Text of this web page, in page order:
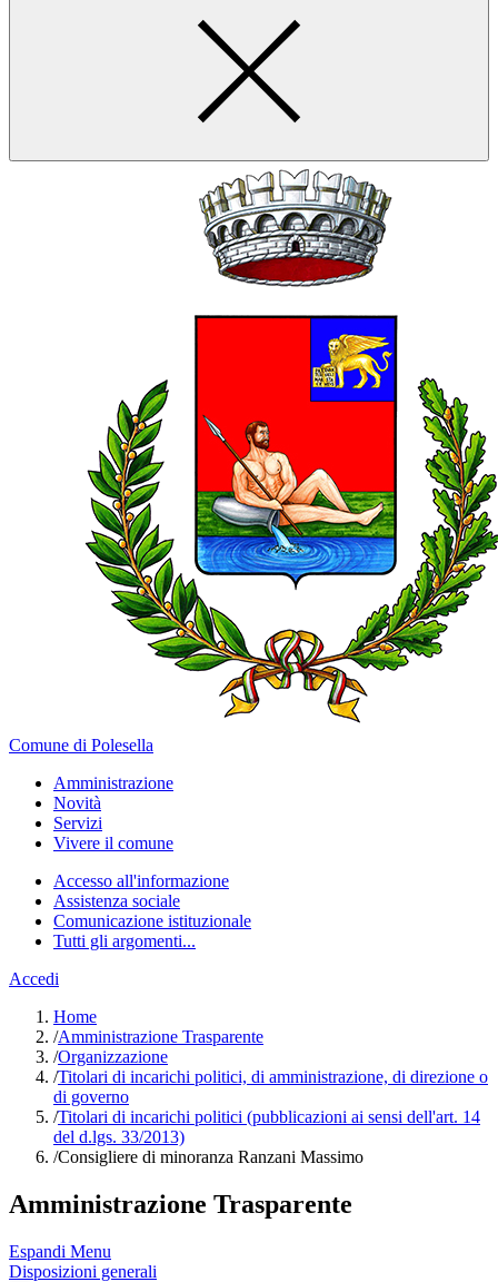
Comune di Polesella
Amministrazione
Novità
Servizi
Vivere il comune
Accesso all'informazione
Assistenza sociale
Comunicazione istituzionale
Tutti gli argomenti...
Accedi
Home
/Amministrazione Trasparente
/Organizzazione
/Titolari di incarichi politici, di amministrazione, di direzione o
di governo
/Titolari di incarichi politici (pubblicazioni ai sensi dell'art. 14
del d.lgs. 33/2013)
/Consigliere di minoranza Ranzani Massimo
Amministrazione Trasparente
Espandi Menu
Disposizioni generali